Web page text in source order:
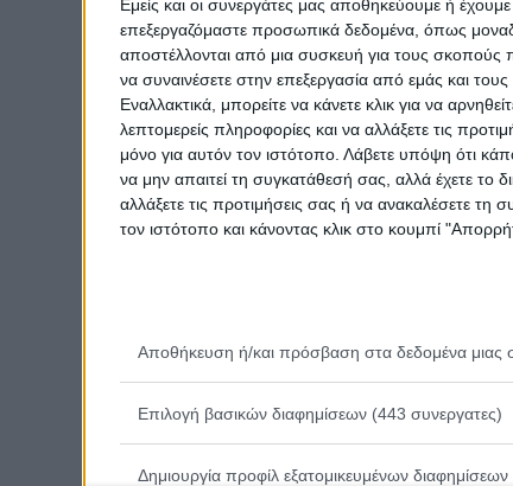
Εμείς και οι συνεργάτες μας αποθηκεύουμε ή
επεξεργαζόμαστε προσωπικά δεδομένα, όπως
αποστέλλονται από μια συσκευή για τους σκοπούς
να συναινέσετε στην επεξεργασία από εμάς και
Εναλλακτικά, μπορείτε να κάνετε κλικ για να
λεπτομερείς πληροφορίες και να αλλάξετε τις
μόνο για αυτόν τον ιστότοπο. Λάβετε υπόψη ότι
να μην απαιτεί τη συγκατάθεσή σας, αλλά έχετε το
αλλάξετε τις προτιμήσεις σας ή να ανακαλέσετε
τον ιστότοπο και κάνοντας κλικ στο κουμπί
Αποθήκευση ή/και πρόσβαση στα δεδομένα μιας
Επιλογή βασικών διαφημίσεων (443 συνεργατες)
Δημιουργία προφίλ εξατομικευμένων